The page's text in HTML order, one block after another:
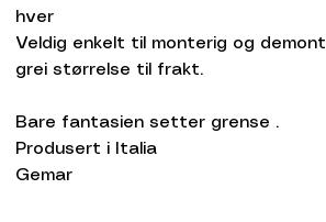
hver
Veldig enkelt til monterig og
grei størrelse til frakt.
Bare fantasien setter grense .
Produsert i Italia
Gemar